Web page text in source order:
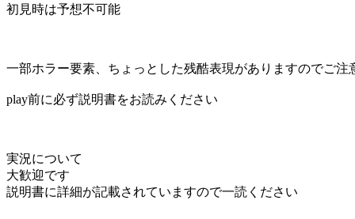
初見時は予想不可能
一部ホラー要素、ちょっとした残酷表現がありますのでご注
play前に必ず説明書をお読みください
実況について
大歓迎です
説明書に詳細が記載されていますので一読ください